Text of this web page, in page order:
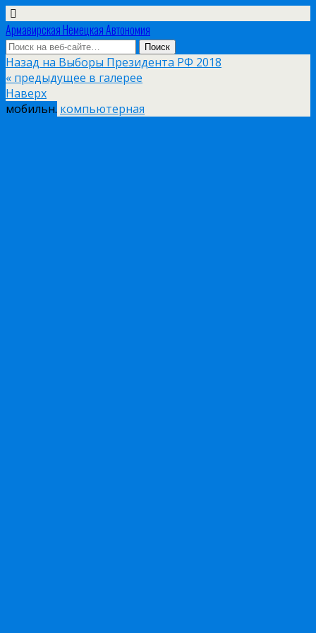
Армавирская Немецкая Автономия
Назад на Выборы Президента РФ 2018
« предыдущее в галерее
Наверх
мобильн. компьютерная